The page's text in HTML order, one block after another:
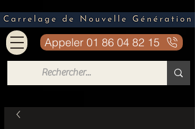
Appeler 01 86 04 82 15